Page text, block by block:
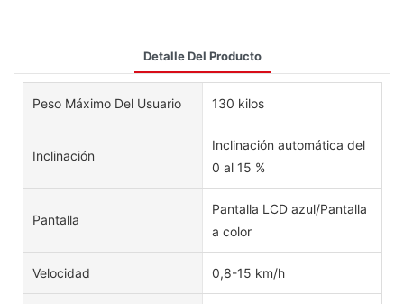
Detalle Del Producto
Peso Máximo Del Usuario 130 kilos
Inclinación
Inclinación automática del
0 al 15 %
Pantalla
Pantalla LCD azul/Pantalla
a color
Velocidad 0,8-15 km/h